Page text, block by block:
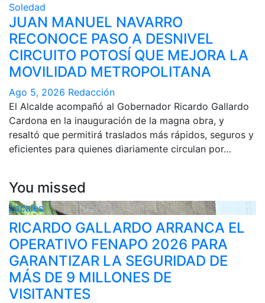
Soledad
JUAN MANUEL NAVARRO
RECONOCE PASO A DESNIVEL
CIRCUITO POTOSÍ QUE MEJORA LA
MOVILIDAD METROPOLITANA
Ago 5, 2026 Redacción
El Alcalde acompañó al Gobernador Ricardo Gallardo
Cardona en la inauguración de la magna obra, y
resaltó que permitirá traslados más rápidos, seguros y
eficientes para quienes diariamente circulan por…
You missed
Locales
RICARDO GALLARDO ARRANCA EL
OPERATIVO FENAPO 2026 PARA
GARANTIZAR LA SEGURIDAD DE
MÁS DE 9 MILLONES DE
VISITANTES